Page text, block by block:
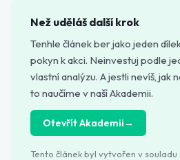
Než uděláš další krok
Tenhle článek ber jako jeden
pokyn k akci. Neinvestuj podle
vlastní analýzu. A jestli nevíš, jak
to naučíme v naší Akademii.
Otevřít Akademii→
Tento článek byl vytvořen v souladu